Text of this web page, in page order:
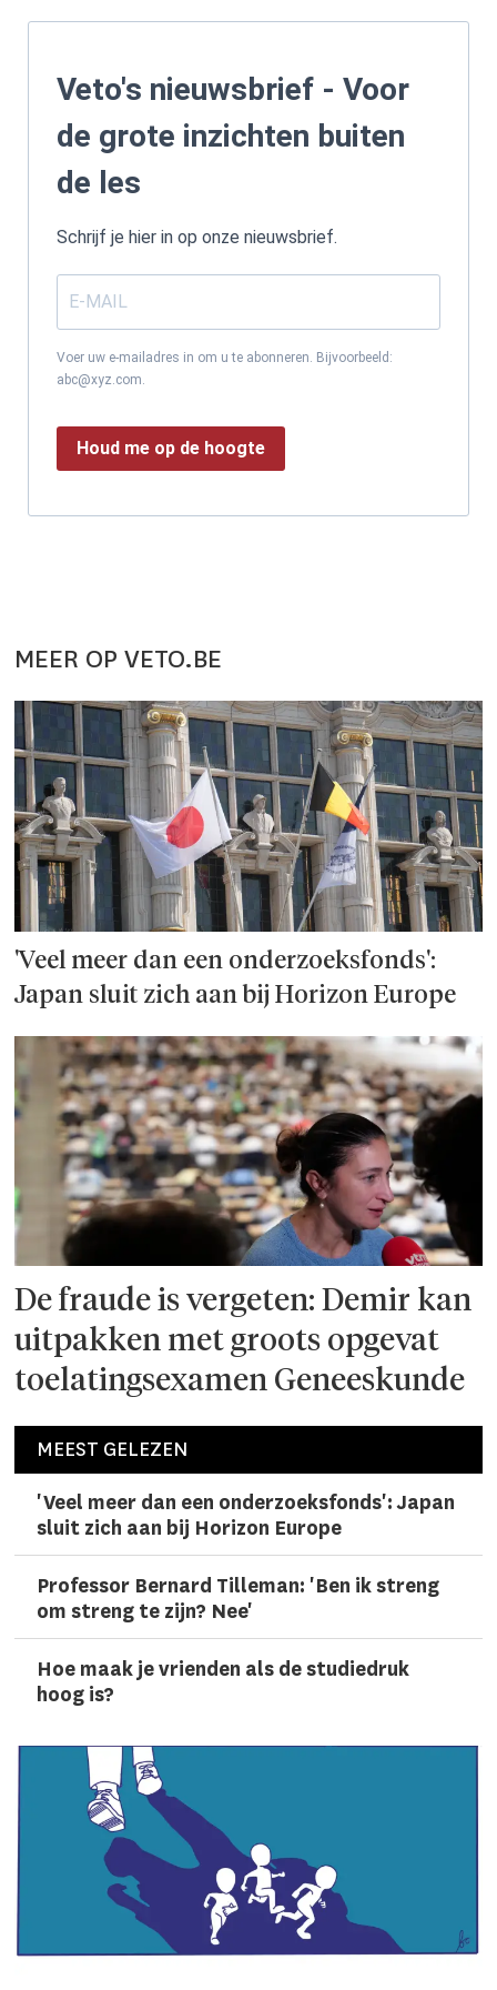
Veto's nieuwsbrief - Voor
de grote inzichten buiten
de les
Schrijf je hier in op onze nieuwsbrief.
Voer uw e-mailadres in om u te abonneren. Bijvoorbeeld:
abc@xyz.com.
Houd me op de hoogte
MEER OP VETO.BE
'Veel meer dan een onderzoeks­fonds':
Japan sluit zich aan bij Horizon Europe
De fraude is vergeten: Demir kan
uitpakken met groots opgevat
toelatingsexamen Geneeskunde
MEEST GELEZEN
'Veel meer dan een onderzoeks­fonds': Japan
sluit zich aan bij Horizon Europe
Professor Bernard Tilleman: 'Ben ik streng
om streng te zijn? Nee'
Hoe maak je vrienden als de studiedruk
hoog is?